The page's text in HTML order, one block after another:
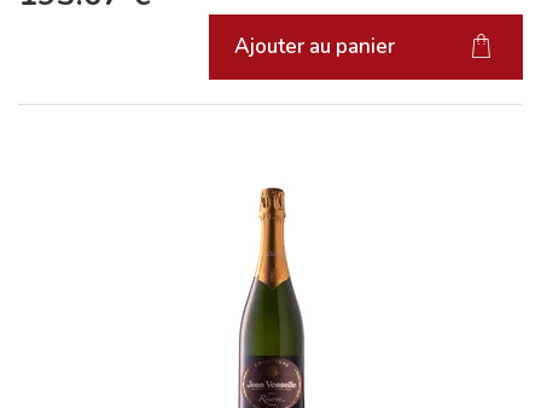
Ajouter au panier